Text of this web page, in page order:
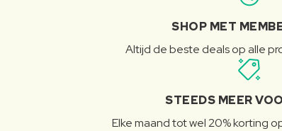
SHOP MET
Altijd de beste deals op alle
STEEDS MEER
Elke maand tot wel 20% korting